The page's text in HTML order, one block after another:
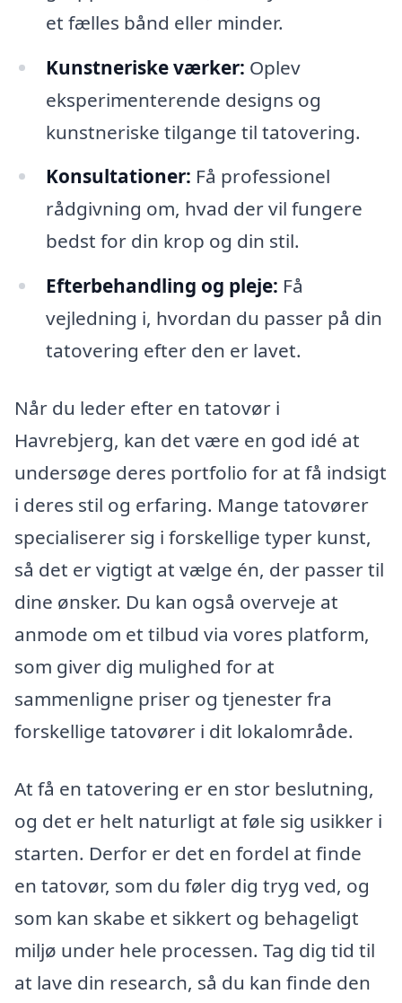
et fælles bånd eller minder.
Kunstneriske værker: Oplev
eksperimenterende designs og
kunstneriske tilgange til tatovering.
Konsultationer: Få professionel
rådgivning om, hvad der vil fungere
bedst for din krop og din stil.
Efterbehandling og pleje: Få
vejledning i, hvordan du passer på din
tatovering efter den er lavet.
Når du leder efter en tatovør i
Havrebjerg, kan det være en god idé at
undersøge deres portfolio for at få indsigt
i deres stil og erfaring. Mange tatovører
specialiserer sig i forskellige typer kunst,
så det er vigtigt at vælge én, der passer til
dine ønsker. Du kan også overveje at
anmode om et tilbud via vores platform,
som giver dig mulighed for at
sammenligne priser og tjenester fra
forskellige tatovører i dit lokalområde.
At få en tatovering er en stor beslutning,
og det er helt naturligt at føle sig usikker i
starten. Derfor er det en fordel at finde
en tatovør, som du føler dig tryg ved, og
som kan skabe et sikkert og behageligt
miljø under hele processen. Tag dig tid til
at lave din research, så du kan finde den